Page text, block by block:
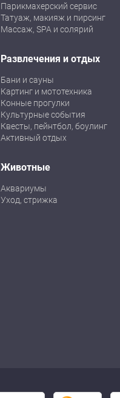
Парикмахерский сервис
Татуаж, макияж и пирсинг
Массаж, SPA и солярий
Развлечения и отдых
Бани и сауны
Картинг и мототехника
Конные прогулки
Культурные события
Квесты, пейнтбол, боулинг
Активный отдых
Животные
Аквариумы
Уход, стрижка